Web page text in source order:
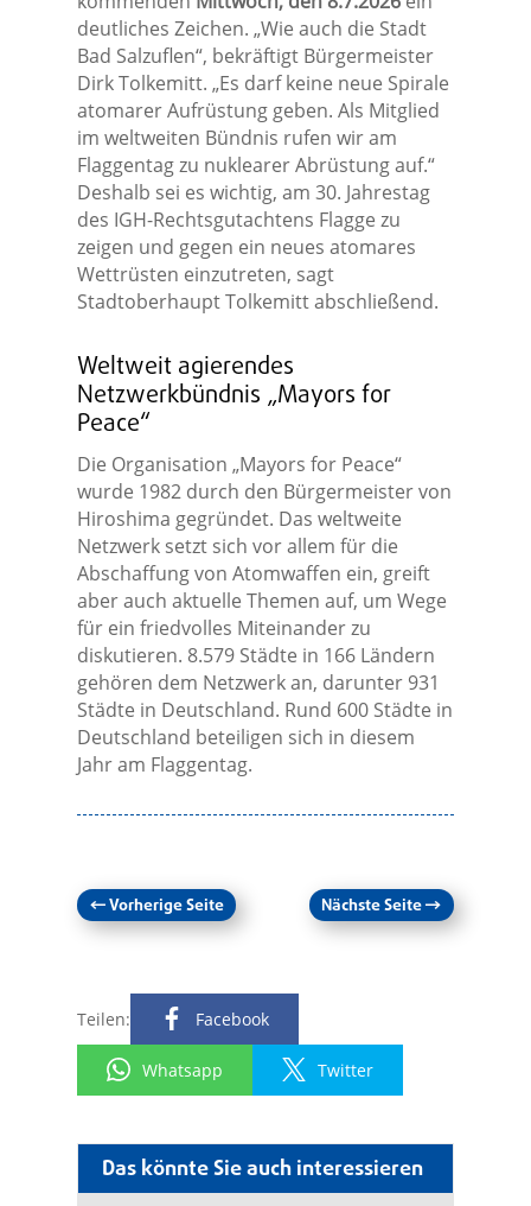
Das könnte Sie auch interessieren
deutliches Zeichen. „Wie auch die Stadt
Bad Salzuflen“, bekräftigt Bürgermeister
Dirk Tolkemitt. „Es darf keine neue Spirale
atomarer Aufrüstung geben. Als Mitglied
im weltweiten Bündnis rufen wir am
Flaggentag zu nuklearer Abrüstung auf.“
Deshalb sei es wichtig, am 30. Jahrestag
des IGH-Rechtsgutachtens Flagge zu
zeigen und gegen ein neues atomares
Wettrüsten einzutreten, sagt
Stadtoberhaupt Tolkemitt abschließend.
Weltweit agierendes
Netzwerkbündnis „Mayors for
Peace“
Die Organisation „Mayors for Peace“
wurde 1982 durch den Bürgermeister von
Hiroshima gegründet. Das weltweite
Netzwerk setzt sich vor allem für die
Abschaffung von Atomwaffen ein, greift
aber auch aktuelle Themen auf, um Wege
für ein friedvolles Miteinander zu
diskutieren. 8.579 Städte in 166 Ländern
gehören dem Netzwerk an, darunter 931
Städte in Deutschland. Rund 600 Städte in
Deutschland beteiligen sich in diesem
Jahr am Flaggentag.
←Vorherige Seite Nächste Seite→
Teilen: Facebook
Whatsapp Twitter